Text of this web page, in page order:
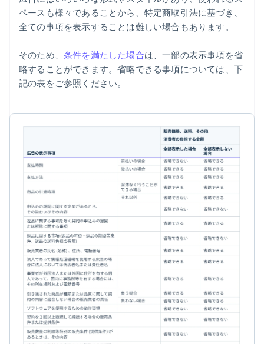
ペースも様々であることから、特定商取引法に基づき、
全ての事項を表示することは難しい場合もあります。
そのため、 条件を満たした場合は、一部の表示事項を省
略することができます。省略できる事項については、下
記の表をご参照ください。